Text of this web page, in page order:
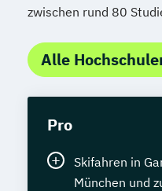
zwischen rund 80
Alle
Pro
Skifahren in
München und